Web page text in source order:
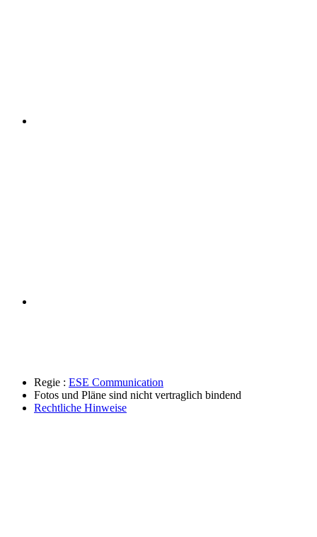
Regie : ESE Communication
Fotos und Pläne sind nicht vertraglich bindend
Rechtliche Hinweise